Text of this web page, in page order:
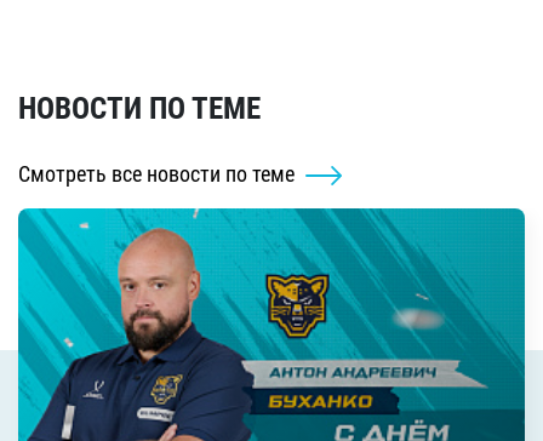
НОВОСТИ ПО ТЕМЕ
Смотреть все новости по теме